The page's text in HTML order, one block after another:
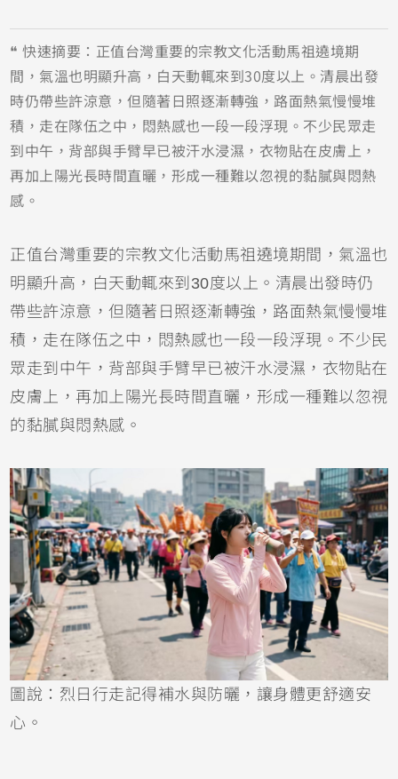
❝ 快速摘要：正值台灣重要的宗教文化活動馬祖遶境期
間，氣溫也明顯升高，白天動輒來到30度以上。清晨出發
時仍帶些許涼意，但隨著日照逐漸轉強，路面熱氣慢慢堆
積，走在隊伍之中，悶熱感也一段一段浮現。不少民眾走
到中午，背部與手臂早已被汗水浸濕，衣物貼在皮膚上，
再加上陽光長時間直曬，形成一種難以忽視的黏膩與悶熱
感。
正值台灣重要的宗教文化活動馬祖遶境期間，氣溫也
明顯升高，白天動輒來到30度以上。清晨出發時仍
帶些許涼意，但隨著日照逐漸轉強，路面熱氣慢慢堆
積，走在隊伍之中，悶熱感也一段一段浮現。不少民
眾走到中午，背部與手臂早已被汗水浸濕，衣物貼在
皮膚上，再加上陽光長時間直曬，形成一種難以忽視
的黏膩與悶熱感。
圖說：烈日行走記得補水與防曬，讓身體更舒適安
心。